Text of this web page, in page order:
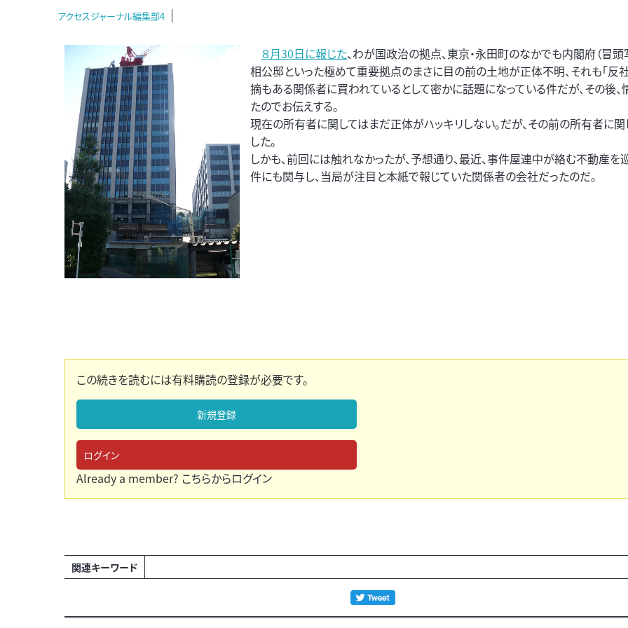
アクセスジャーナル編集部4
８月30日に報じた、わが国政治の拠点、東京・永田町のなかでも内閣府（冒頭
相公邸といった極めて重要拠点のまさに目の前の土地が正体不明、それも「反
摘もある関係者に買われているとして密かに話題になっている件だが、その後、
たのでお伝えする。
現在の所有者に関してはまだ正体がハッキリしない。だが、その前の所有者に
した。
しかも、前回には触れなかったが、予想通り、最近、事件屋連中が絡む不動産を
件にも関与し、当局が注目と本紙で報じていた関係者の会社だったのだ。
この続きを読むには有料購読の登録が必要です。
新規登録
ログイン
Already a member? こちらからログイン
関連キーワード